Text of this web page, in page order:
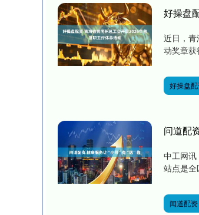
好操盘
近日，
动奖章
好操盘
问道配
中工网讯
站点是
闻道配资